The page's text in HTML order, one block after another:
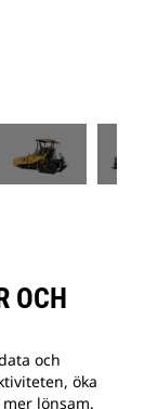
OCH
och
öka
lönsam.